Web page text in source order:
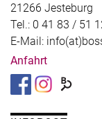
21266 Jesteburg
Tel.: 0 41 83 / 51
E-Mail:
Anfahrt